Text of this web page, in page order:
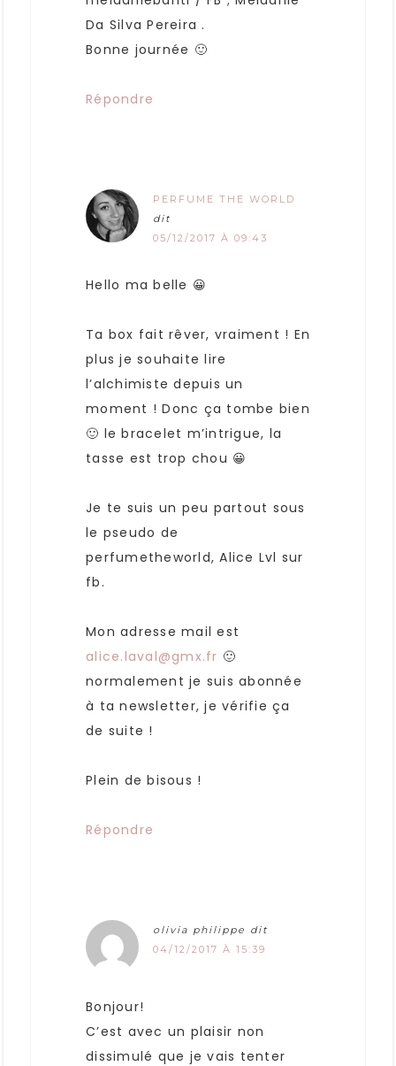
Da Silva Pereira .
Bonne journée 🙂
Répondre
PERFUME THE WORLD
dit
05/12/2017 À 09:43
Hello ma belle 😀
Ta box fait rêver, vraiment ! En
plus je souhaite lire
l’alchimiste depuis un
moment ! Donc ça tombe bien
🙂 le bracelet m’intrigue, la
tasse est trop chou 😀
Je te suis un peu partout sous
le pseudo de
perfumetheworld, Alice Lvl sur
fb.
Mon adresse mail est
alice.laval@gmx.fr 🙂
normalement je suis abonnée
à ta newsletter, je vérifie ça
de suite !
Plein de bisous !
Répondre
olivia philippe dit
04/12/2017 À 15:39
Bonjour!
C’est avec un plaisir non
dissimulé que je vais tenter